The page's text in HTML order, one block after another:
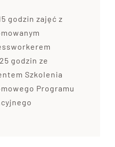
godzin zajęć z
godzin ze
Szkolenia
Programu